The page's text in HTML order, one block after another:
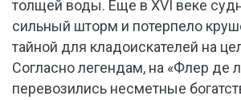
толщей воды. Еще в XVI веке
сильный шторм и потерпело
тайной для кладоискателей на
Согласно легендам, на «Флер де
перевозились несметные